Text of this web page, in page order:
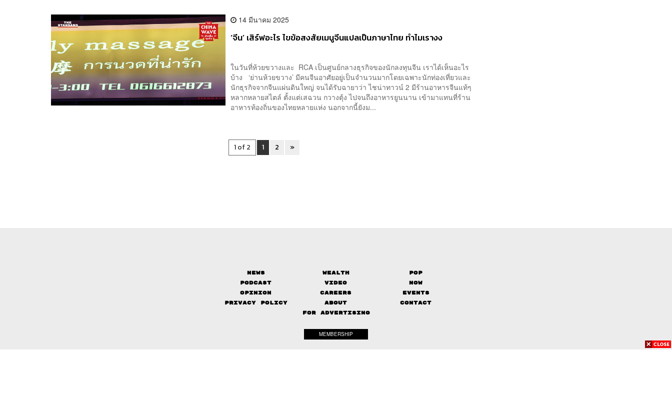
14 มีนาคม 2025
‘จีน’ เสิร์ฟอะไร ไขข้อสงสัยเมนูจีนแปลเป็นภาษาไทย ทำไมเรางง
ในวันที่ห้วยขวางและ RCA เป็นศูนย์กลางธุรกิจของนักลงทุนจีน เราได้เห็นอะไร
บ้าง ‘ย่านห้วยขวาง’ มีคนจีนอาศัยอยู่เป็นจำนวนมากโดยเฉพาะนักท่องเที่ยวและ
นักธุรกิจจากจีนแผ่นดินใหญ่ จนได้รับฉายาว่า ไชน่าทาวน์ 2 มีร้านอาหารจีนแท้ๆ
หลากหลายสไตล์ ตั้งแต่เสฉวน กวางตุ้ง ไปจนถึงอาหารยูนนาน เข้ามาแทนที่ร้าน
อาหารท้องถิ่นของไทยหลายแห่ง นอกจากนี้ยังม...
1 of 2 1 2 »
News Wealth
Pop
Podcast
Video
Now
Opinion
Careers
Events
Privacy Policy
About
Contact
FOR ADVERTISING
MEMBERSHIP